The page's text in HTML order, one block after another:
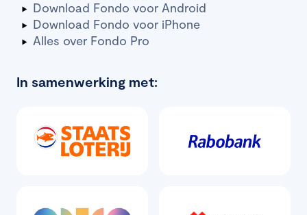
Download Fondo voor Android
Download Fondo voor iPhone
Alles over Fondo Pro
In samenwerking met: